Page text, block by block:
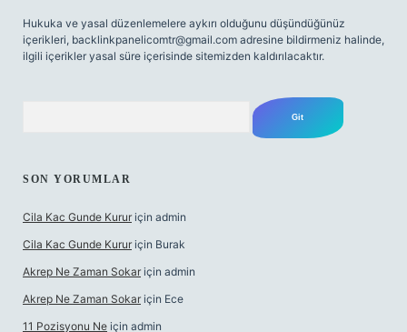
Hukuka ve yasal düzenlemelere aykırı olduğunu düşündüğünüz
içerikleri, backlinkpanelicomtr@gmail.com adresine bildirmeniz halinde,
ilgili içerikler yasal süre içerisinde sitemizden kaldırılacaktır.
SON YORUMLAR
Cila Kac Gunde Kurur için admin
Cila Kac Gunde Kurur için Burak
Akrep Ne Zaman Sokar için admin
Akrep Ne Zaman Sokar için Ece
11 Pozisyonu Ne için admin